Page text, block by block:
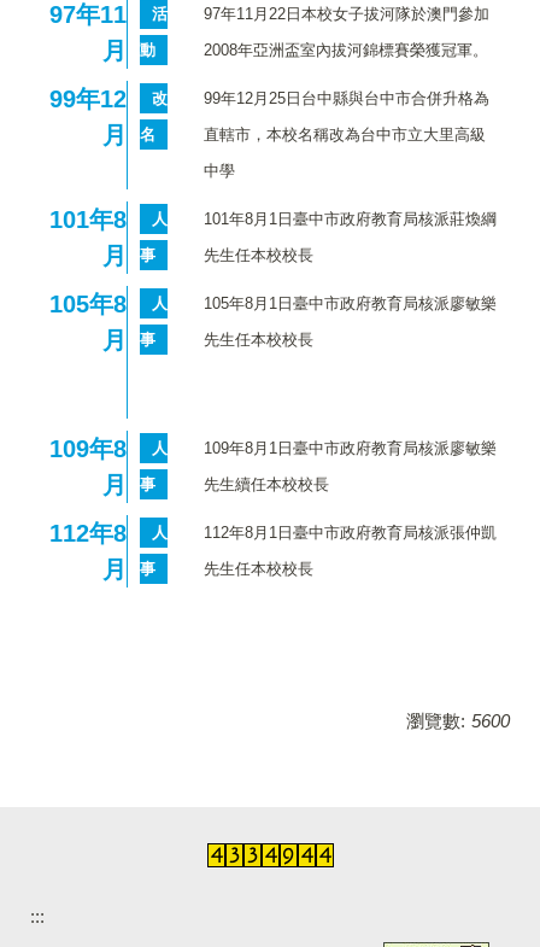
97年11
月
活
動
97年11月22日本校女子拔河隊於澳門參加
2008年亞洲盃室內拔河錦標賽榮獲冠軍。
99年12
月
改
名
99年12月25日台中縣與台中市合併升格為
直轄市，本校名稱改為台中市立大里高級
中學
101年8
月
人
事
101年8月1日臺中市政府教育局核派莊煥綱
先生任本校校長
105年8
月
人
事
105年8月1日臺中市政府教育局核派廖敏樂
先生任本校校長
109年8
月
人
事
109年8月1日臺中市政府教育局核派廖敏樂
先生續任本校校長
112年8
月
人
事
112年8月1日臺中市政府教育局核派張仲凱
先生任本校校長
瀏覽數: 5600
:::